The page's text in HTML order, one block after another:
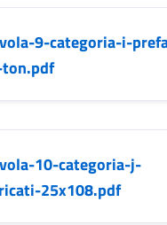
9-categoria-i-
10-categoria-j-
25x108.pdf